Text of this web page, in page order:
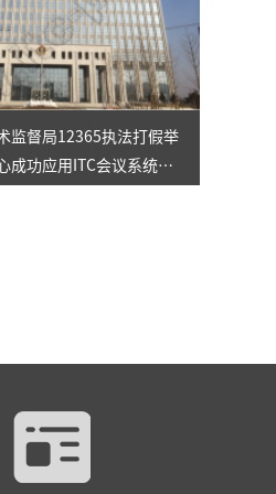
监督局12365执法打假举
成功应用ITC会议系统解